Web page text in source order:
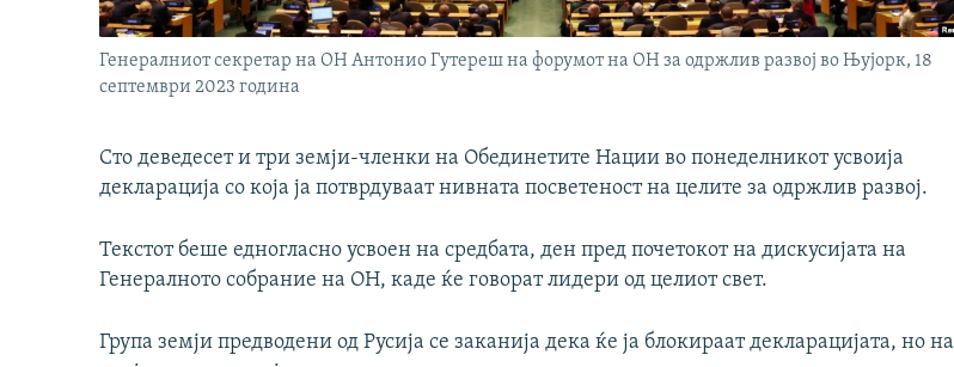
Генералниот секретар на ОН Антонио Гутереш на форумот на ОН за одржлив развој во Њујорк, 18
септември 2023 година
Сто деведесет и три земји-членки на Обединетите Нации во понеделникот усвоија
декларација со која ја потврдуваат нивната посветеност на целите за одржлив развој.
Текстот беше едногласно усвоен на средбата, ден пред почетокот на дискусијата на
Генералното собрание на ОН, каде ќе говорат лидери од целиот свет.
Група земји предводени од Русија се заканија дека ќе ја блокираат декларацијата, но на